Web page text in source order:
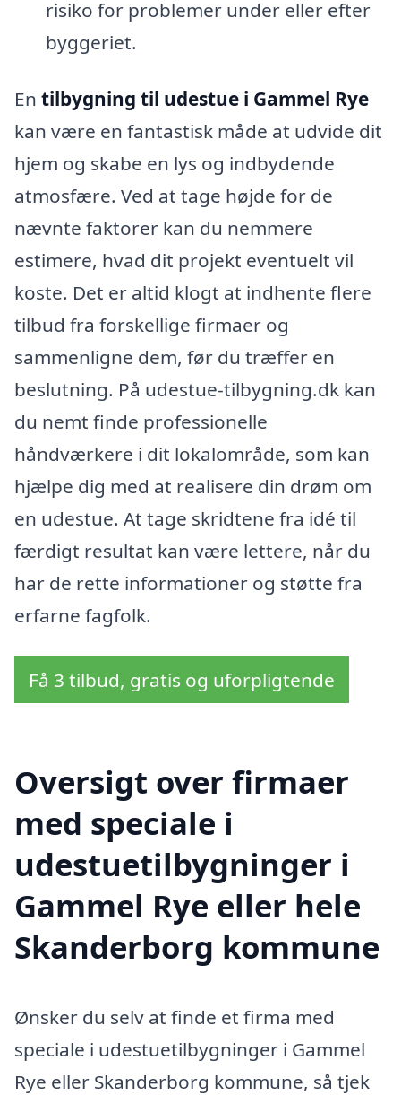
risiko for problemer under eller efter
byggeriet.
En tilbygning til udestue i Gammel Rye
kan være en fantastisk måde at udvide dit
hjem og skabe en lys og indbydende
atmosfære. Ved at tage højde for de
nævnte faktorer kan du nemmere
estimere, hvad dit projekt eventuelt vil
koste. Det er altid klogt at indhente flere
tilbud fra forskellige firmaer og
sammenligne dem, før du træffer en
beslutning. På udestue-tilbygning.dk kan
du nemt finde professionelle
håndværkere i dit lokalområde, som kan
hjælpe dig med at realisere din drøm om
en udestue. At tage skridtene fra idé til
færdigt resultat kan være lettere, når du
har de rette informationer og støtte fra
erfarne fagfolk.
Få 3 tilbud, gratis og uforpligtende
Oversigt over firmaer
med speciale i
udestuetilbygninger i
Gammel Rye eller hele
Skanderborg kommune
Ønsker du selv at finde et firma med
speciale i udestuetilbygninger i Gammel
Rye eller Skanderborg kommune, så tjek